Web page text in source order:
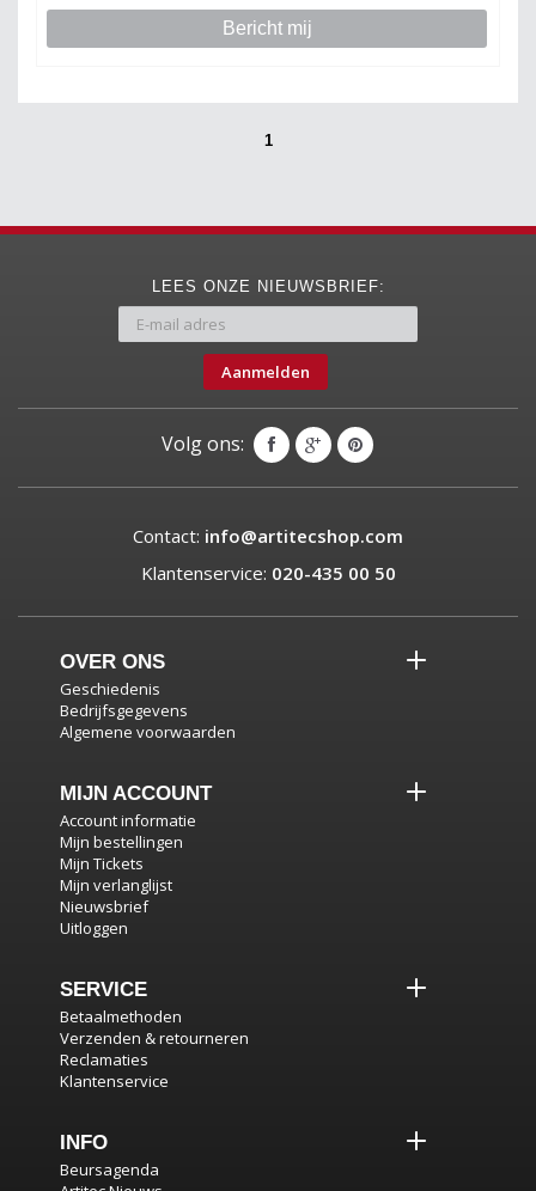
Bericht mij
1
LEES ONZE NIEUWSBRIEF:
Aanmelden
Volg ons:
Contact: info@artitecshop.com
Klantenservice: 020-435 00 50
OVER ONS
Geschiedenis
Bedrijfsgegevens
Algemene voorwaarden
MIJN ACCOUNT
Account informatie
Mijn bestellingen
Mijn Tickets
Mijn verlanglijst
Nieuwsbrief
Uitloggen
SERVICE
Betaalmethoden
Verzenden & retourneren
Reclamaties
Klantenservice
INFO
Beursagenda